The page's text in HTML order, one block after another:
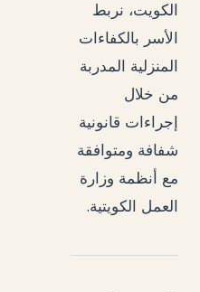
الكويت، نربط
الأسر بالكفاءات
المنزلية المدربة
من خلال
إجراءات قانونية
شفافة ومتوافقة
مع أنظمة وزارة
العمل الكويتية.